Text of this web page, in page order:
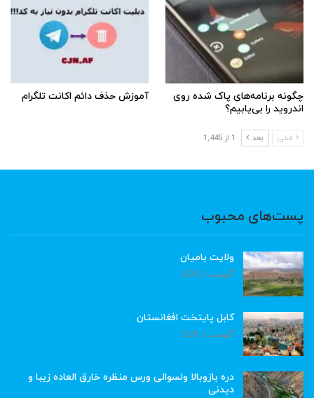
چگونه برنامه‌های پاک شده روی
اندروید را بی‌یابیم؟
آموزش حذف دائم اکانت تلگرام
قبلی بعد 1 از 1,445
پست‌های محبوب
ولایت بامیان
آگوست 6, 2026
کابل پایتخت افغانستان
آگوست 6, 2026
دره بازوبالا ولسوالی ورس منظره خارق العاده زیبا و
دیدنی